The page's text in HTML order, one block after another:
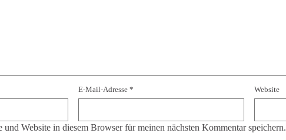
E-Mail-Adresse* Website
Website in diesem Browser für meinen nächsten Kommentar speichern.